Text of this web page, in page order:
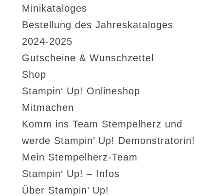
Minikataloges
Bestellung des Jahreskataloges
2024-2025
Gutscheine & Wunschzettel
Shop
Stampin‘ Up! Onlineshop
Mitmachen
Komm ins Team Stempelherz und
werde Stampin’ Up! Demonstratorin!
Mein Stempelherz-Team
Stampin‘ Up! – Infos
Über Stampin’ Up!